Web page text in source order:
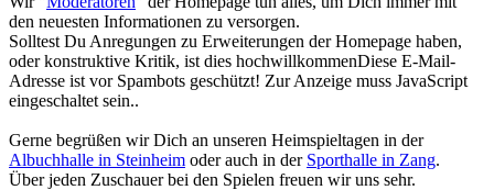
den neuesten Informationen zu versorgen.
Solltest Du Anregungen zu Erweiterungen der Homepage haben,
oder konstruktive Kritik, ist dies hochwillkommenDiese E-Mail-
Adresse ist vor Spambots geschützt! Zur Anzeige muss JavaScript
eingeschaltet sein..
Gerne begrüßen wir Dich an unseren Heimspieltagen in der
Albuchhalle in Steinheim oder auch in der Sporthalle in Zang.
Über jeden Zuschauer bei den Spielen freuen wir uns sehr.